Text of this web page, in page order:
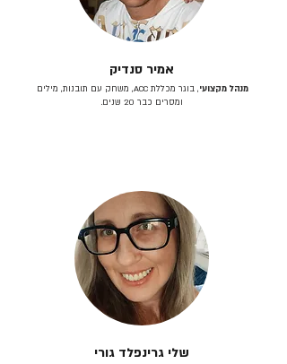
אמיר סנדיק
מנהל מקצועי
, בוגר מכללת ACC, משחק עם תובנות, מילים
ומסרים כבר 20 שנים.
שלי גרינפלד גורי